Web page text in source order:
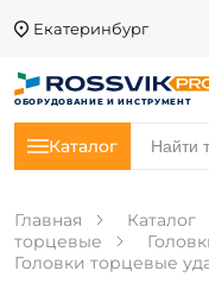
Екатеринбург
ОБОРУДОВАНИЕ И ИНСТРУМЕНТ
Каталог
Главная Каталог
торцевые
Головки торцевые